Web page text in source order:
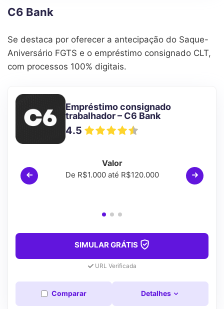
C6 Bank
Se destaca por oferecer a antecipação do Saque-
Aniversário FGTS e o empréstimo consignado CLT,
com processos 100% digitais.
Empréstimo consignado
trabalhador – C6 Bank
4.5
Valor
De R$1.000 até R$120.000
SIMULAR GRÁTIS
URL Verificada
Comparar Detalhes